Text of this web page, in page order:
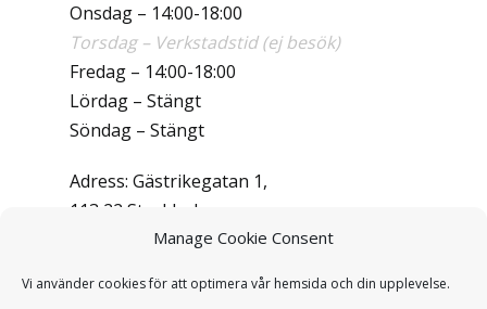
Manage Cookie Consent
Vi använder cookies för att optimera vår hemsida och din upplevelse.
Onsdag – 14:00-18:00
Torsdag – Verkstadstid (ej besök)
Fredag – 14:00-18:00
Lördag – Stängt
Söndag – Stängt
Adress: Gästrikegatan 1,
113 22 Stockholm
070-714 10 11